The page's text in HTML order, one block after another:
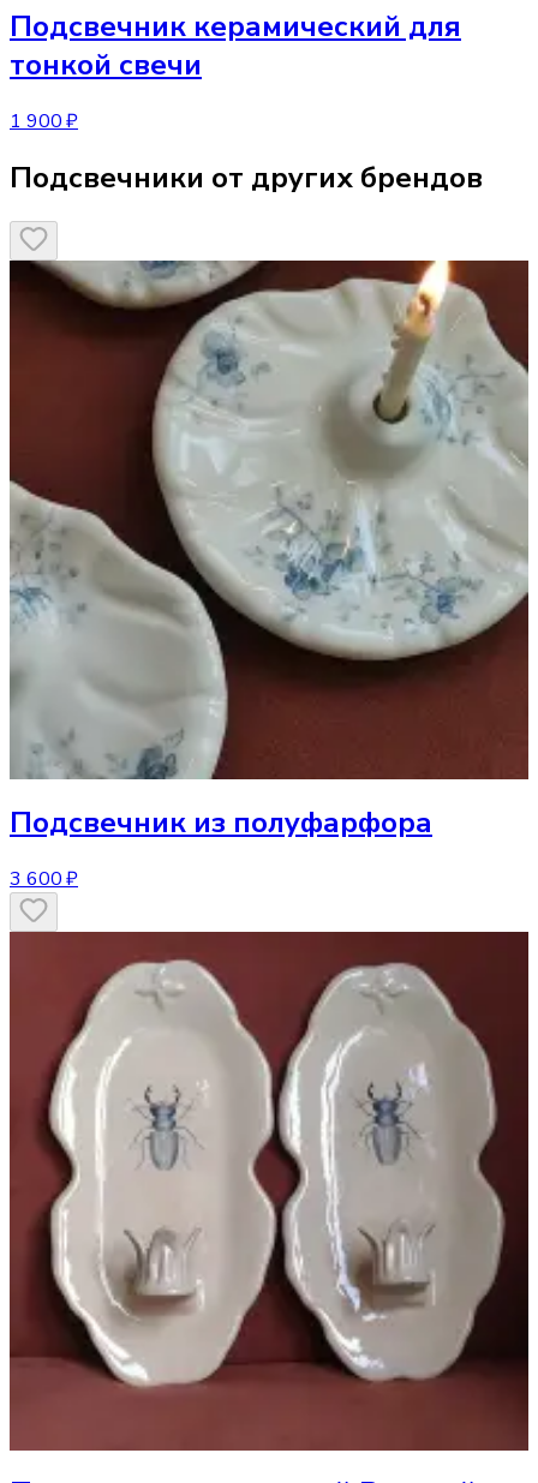
Подсвечник керамический для
тонкой свечи
1 900 ₽
Подсвечники от других брендов
Подсвечник из полуфарфора
3 600 ₽